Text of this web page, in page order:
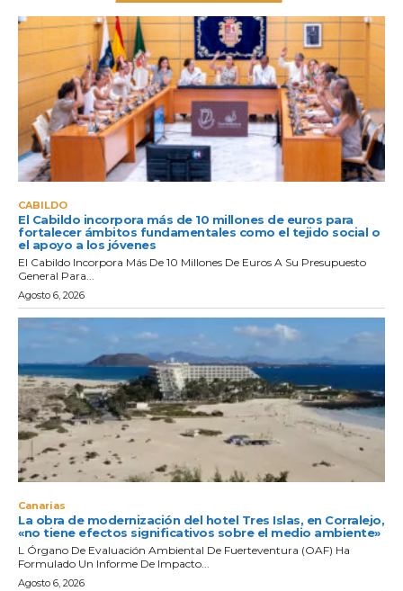
CABILDO
El Cabildo incorpora más de 10 millones de euros para
fortalecer ámbitos fundamentales como el tejido social o
el apoyo a los jóvenes
El Cabildo Incorpora Más De 10 Millones De Euros A Su Presupuesto
General Para...
Agosto 6, 2026
Canarias
La obra de modernización del hotel Tres Islas, en Corralejo,
«no tiene efectos significativos sobre el medio ambiente»
L Órgano De Evaluación Ambiental De Fuerteventura (OAF) Ha
Formulado Un Informe De Impacto...
Agosto 6, 2026